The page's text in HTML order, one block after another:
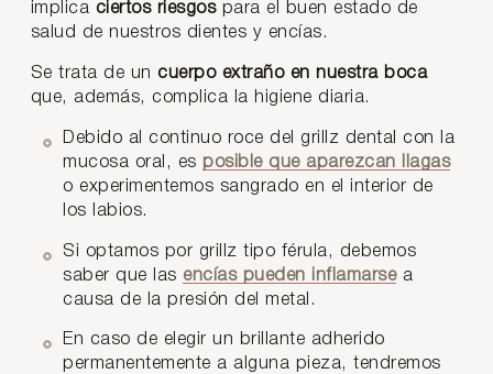
implica ciertos riesgospara el buen estado de
salud de nuestros dientes y encías.
Se trata de un cuerpo extraño en nuestra boca
que, además, complica la higiene diaria.
Debido al continuo roce del grillz dental con la
mucosa oral, es posible que aparezcan llagas
o experimentemos sangrado en el interior de
los labios.
Si optamos por grillz tipo férula, debemos
saber que las encías pueden inflamarsea
causa de la presión del metal.
En caso de elegir un brillante adherido
permanentemente a alguna pieza, tendremos